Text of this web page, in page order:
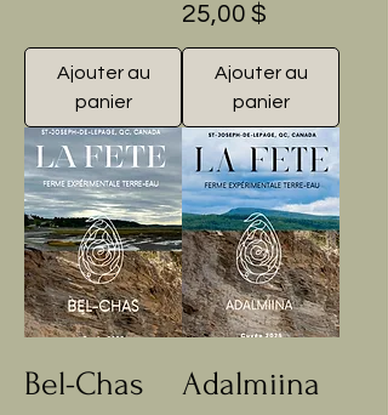
Ajouter au
panier
Prix
25,00 $
Ajouter au
panier
Bel-Chas
Adalmiina